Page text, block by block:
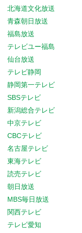
北海道文化放送
青森朝日放送
福島放送
テレビユー福島
仙台放送
テレビ静岡
静岡第一テレビ
SBSテレビ
新潟総合テレビ
中京テレビ
CBCテレビ
名古屋テレビ
東海テレビ
読売テレビ
朝日放送
MBS毎日放送
関西テレビ
テレビ愛知